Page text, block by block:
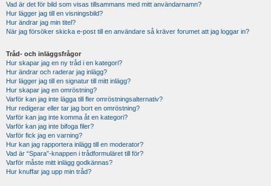
Vad är det för bild som visas tillsammans med mitt användarnamn?
Hur lägger jag till en visningsbild?
Hur ändrar jag min titel?
När jag försöker skicka e-post till en användare så kräver forumet att jag loggar in?
Tråd- och inläggsfrågor
Hur skapar jag en ny tråd i en kategori?
Hur ändrar och raderar jag inlägg?
Hur lägger jag till en signatur till mitt inlägg?
Hur skapar jag en omröstning?
Varför kan jag inte lägga till fler omröstningsalternativ?
Hur redigerar eller tar jag bort en omröstning?
Varför kan jag inte komma åt en kategori?
Varför kan jag inte bifoga filer?
Varför fick jag en varning?
Hur kan jag rapportera inlägg till en moderator?
Vad är “Spara”-knappen i trådformuläret till för?
Varför måste mitt inlägg godkännas?
Hur knuffar jag upp min tråd?